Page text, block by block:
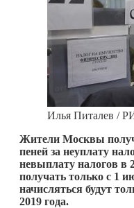
Илья Питалев /
Жители Москвы
пеней за неуплату
невыплату налогов в
получать только с 1
начисляться будут
2019 года.